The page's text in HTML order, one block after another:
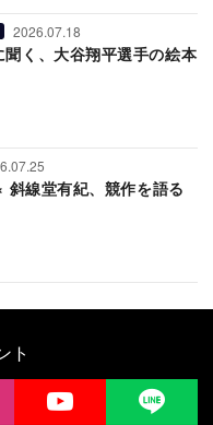
2026.07.18
聞く、大谷翔平選手の絵本
斜線堂有紀、競作を語る
ト
instagram YouTube